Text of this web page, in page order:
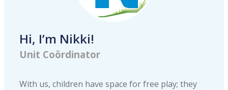
Hi, I’m Nikki!
Unit Coördinator
With us, children have space for free play; they